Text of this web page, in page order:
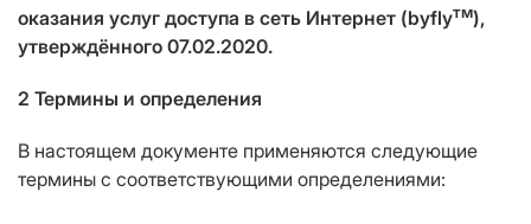
оказания услуг доступа в сеть Интернет (byflyтм),
утверждённого 07.02.2020.
2 Термины и определения
В настоящем документе применяются следующие
термины с соответствующими определениями: